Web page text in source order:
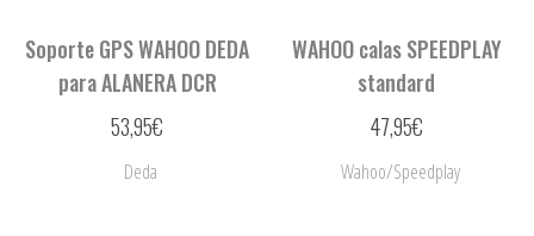
Soporte GPS WAHOO DEDA
para ALANERA DCR
53,95€
Deda
WAHOO calas SPEEDPLAY
standard
47,95€
Wahoo/Speedplay